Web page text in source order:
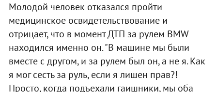
Молодой человек отказался пройти
медицинское освидетельствование и
отрицает, что в момент ДТП за рулем BMW
находился именно он. "В машине мы были
вместе с другом, и за рулем был он, а не я. Как
я мог сесть за руль, если я лишен прав?!
Просто, когда подъехали гаишники, мы оба